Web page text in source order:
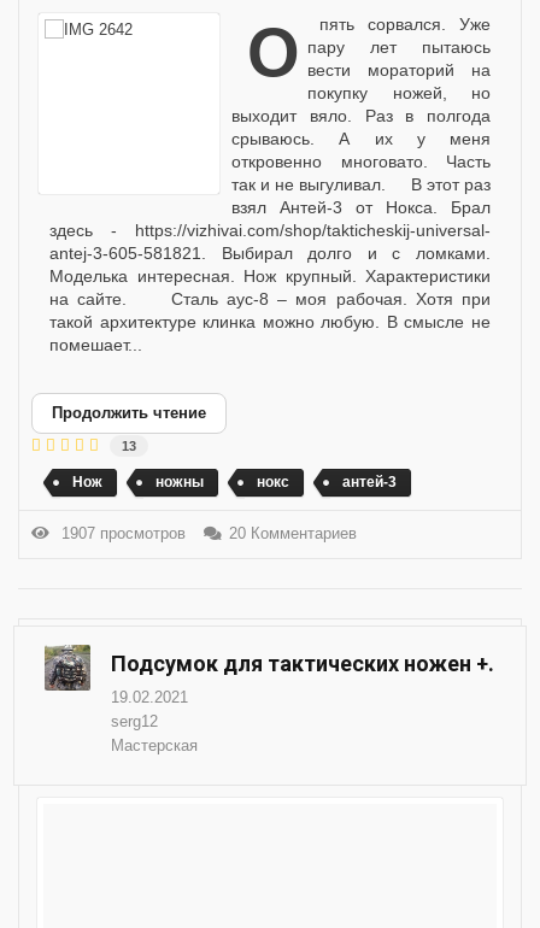
Опять сорвался. Уже пару лет пытаюсь
вести мораторий на
покупку ножей, но
выходит вяло. Раз в полгода
срываюсь. А их у меня
откровенно многовато. Часть
так и не выгуливал. В этот раз
взял Антей-3 от Нокса. Брал
здесь - https://vizhivai.com/shop/takticheskij-universal-
antej-3-605-581821. Выбирал долго и с ломками.
Моделька интересная. Нож крупный. Характеристики
на сайте. Сталь аус-8 – моя рабочая. Хотя при
такой архитектуре клинка можно любую. В смысле не
помешает...
Продолжить чтение
13
Нож ножны нокс антей-3
1907 просмотров 20 Комментариев
Подсумок для тактических ножен +.
19.02.2021
serg12
Мастерская